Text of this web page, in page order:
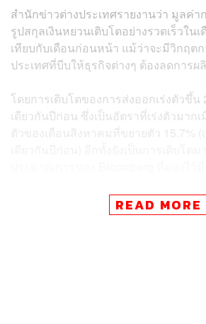
สำนักข่าวต่างประเทศรายงานว่า มูลค่
รูปสกุลเงินหยวนเติบโตอย่างรวดเร็วใน
เทียบกับเดือนก่อนหน้า แม้ว่าจะมีวิกฤต
ประเทศที่บีบให้ธุรกิจต่างๆ ต้องลดการผ
โดยการเติบโตของการส่งออกเร่งตัวขึ้น
เดียวกันปีก่อน ซึ่งเป็นอัตราที่เร่งตัวมาก
ตัวของเดือนสิงหาคมที่ขยายตัว 15.7% (
กรมศุลกากรได้เผยแพร่ข้อมูลในช่วง 9
ระบุว่าการส่งออกในรูปเงินหยวนเพิ่มขึ้น
READ MORE